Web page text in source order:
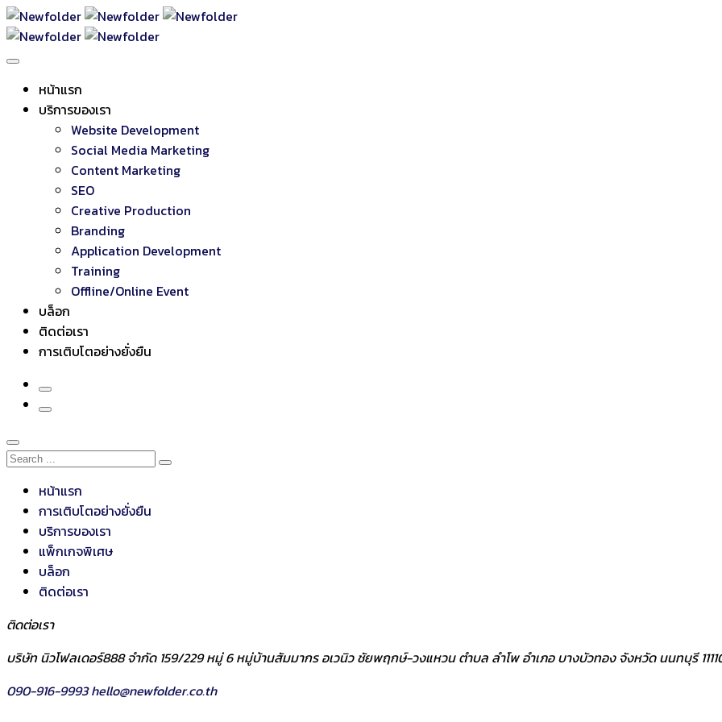
หน้าแรก
บริการของเรา
Website Development
Social Media Marketing
Content Marketing
SEO
Creative Production
Branding
Application Development
Training
Offline/Online Event
บล็อก
ติดต่อเรา
การเติบโตอย่างยั่งยืน
หน้าแรก
การเติบโตอย่างยั่งยืน
บริการของเรา
แพ็กเกจพิเศษ
บล็อก
ติดต่อเรา
ติดต่อเรา
บริษัท นิวโฟลเดอร์888 จำกัด 159/229 หมู่ 6 หมู่บ้านสัมมากร อเวนิว ชัยพฤกษ์-วงแหวน ตำบล ลำโพ อำเภอ บางบัวทอง จังหวัด นนทบุรี
090-916-9993hello@newfolder.co.th